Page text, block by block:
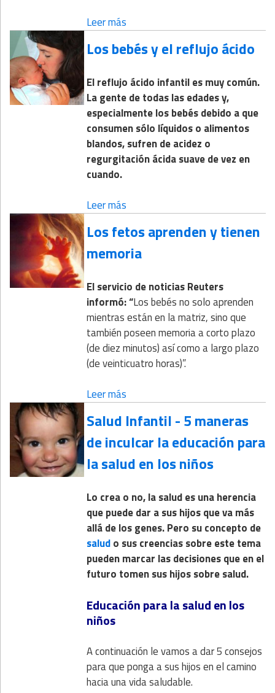
Leer más
Los bebés y el reflujo ácido
El reflujo ácido infantil es muy común.
La gente de todas las edades y,
especialmente los bebés debido a que
consumen sólo líquidos o alimentos
blandos, sufren de acidez o
regurgitación ácida suave de vez en
cuando.
Leer más
Los fetos aprenden y tienen
memoria
El servicio de noticias Reuters
informó: “Los bebés no solo aprenden
mientras están en la matriz, sino que
también poseen memoria a corto plazo
(de diez minutos) así como a largo plazo
(de veinticuatro horas)”.
Leer más
Salud Infantil - 5 maneras
de inculcar la educación para
la salud en los niños
Lo crea o no, la salud es una herencia
que puede dar a sus hijos que va más
allá de los genes. Pero su concepto de
saludo sus creencias sobre este tema
pueden marcar las decisiones que en el
futuro tomen sus hijos sobre salud.
Educación para la salud en los
niños
A continuación le vamos a dar 5 consejos
para que ponga a sus hijos en el camino
hacia una vida saludable.